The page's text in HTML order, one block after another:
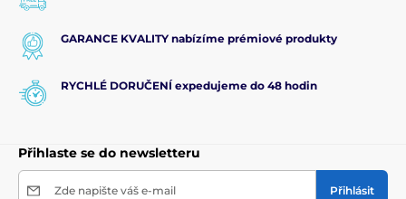
GARANCE KVALITY nabízíme prémiové produkty
RYCHLÉ DORUČENÍ expedujeme do 48 hodin
Přihlaste se do newsletteru
Zde napište váš e-mail Přihlásit